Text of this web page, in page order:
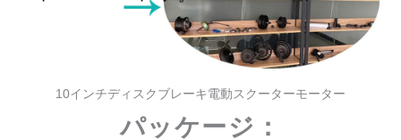
10インチディスクブレーキ電動スクーターモーター
パッケージ：